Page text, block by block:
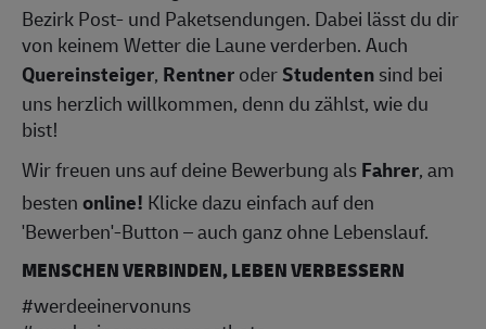
Bezirk Post- und Paketsendungen. Dabei lässt du dir
von keinem Wetter die Laune verderben. Auch
Quereinsteiger, RentneroderStudentensind bei
uns herzlich willkommen, denn du zählst, wie du
bist!
Wir freuen uns auf deine Bewerbung alsFahrer, am
bestenonline! Klicke dazu einfach auf den
'Bewerben'-Button – auch ganz ohne Lebenslauf.
MENSCHEN VERBINDEN, LEBEN VERBESSERN
#werdeeinervonuns